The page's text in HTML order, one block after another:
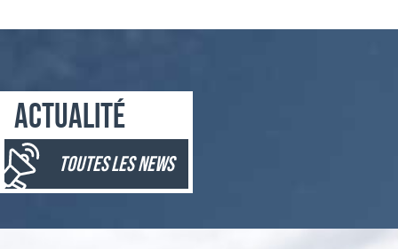
Actualité
toutes les news